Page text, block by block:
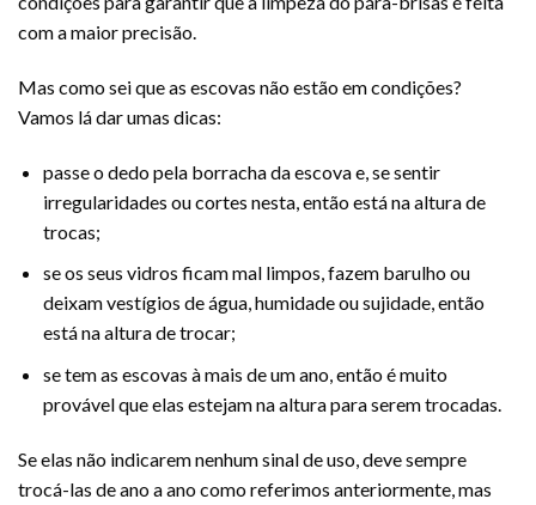
com a maior precisão.
Mas como sei que as escovas não estão em condições?
Vamos lá dar umas dicas:
passe o dedo pela borracha da escova e, se sentir
irregularidades ou cortes nesta, então está na altura de
trocas;
se os seus vidros ficam mal limpos, fazem barulho ou
deixam vestígios de água, humidade ou sujidade, então
está na altura de trocar;
se tem as escovas à mais de um ano, então é muito
provável que elas estejam na altura para serem trocadas.
Se elas não indicarem nenhum sinal de uso, deve sempre
trocá-las de ano a ano como referimos anteriormente, mas